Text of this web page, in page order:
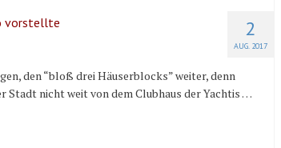
2
AUG. 2017
vorstellte
den “bloß drei Häuserblocks” weiter, denn
Stadt nicht weit von dem Clubhaus der Yachtis …